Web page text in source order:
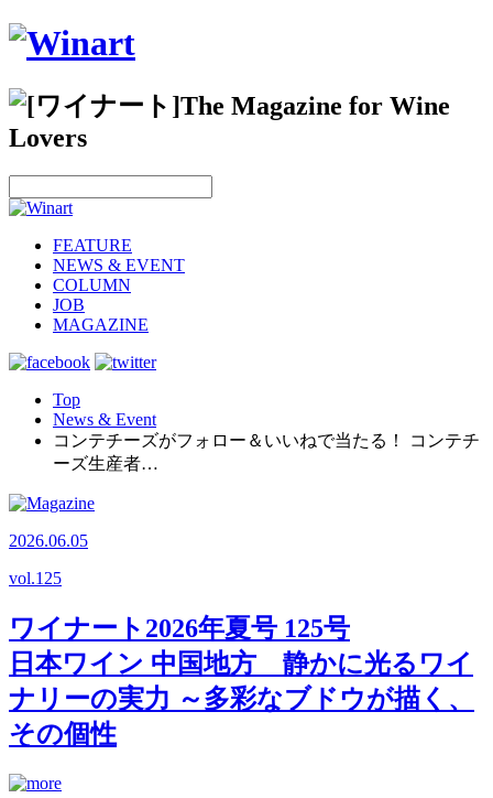
FEATURE
NEWS & EVENT
COLUMN
JOB
MAGAZINE
Top
News & Event
コンテチーズがフォロー＆いいねで当たる！ コンテチ
ーズ生産者…
2026.06.05
vol.125
ワイナート2026年夏号 125号
日本ワイン 中国地方 静かに光るワイ
ナリーの実力 ～多彩なブドウが描く、
その個性